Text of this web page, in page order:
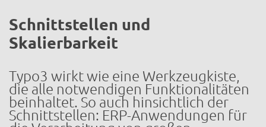
Schnittstellen und
Skalierbarkeit
Typo3 wirkt wie eine Werkzeugkiste,
die alle notwendigen Funktionalitäten
beinhaltet. So auch hinsichtlich der
Schnittstellen: ERP-Anwendungen für